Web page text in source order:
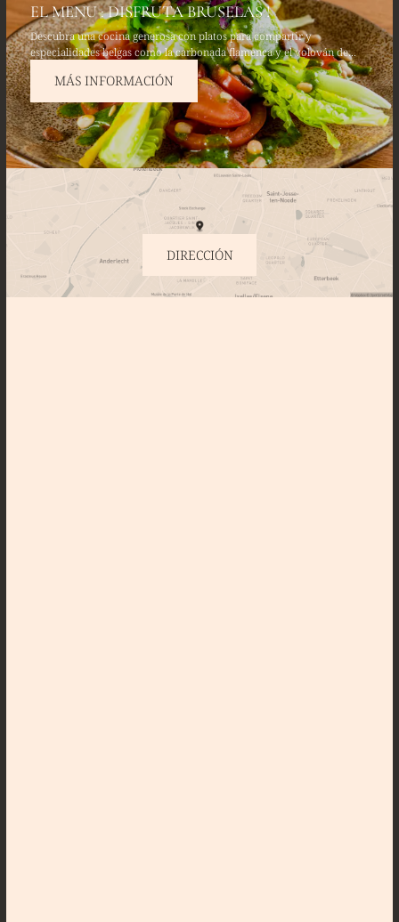
EL MENU : DISFRUTA BRUSELAS !
Descubra una cocina generosa con platos para compartir y
especialidades belgas como la carbonada flamenca y el volován de
pollo de corral. Disfrute de entrantes frescos como el tártaro de
aguacate y salmón fresco, y termine con un fondant de chocolate
belga.
MÁS INFORMACIÓN
DIRECCIÓN